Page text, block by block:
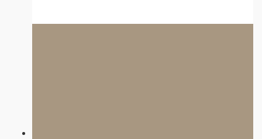
sa na budúci rok. Prajem vam este veľa ta ...